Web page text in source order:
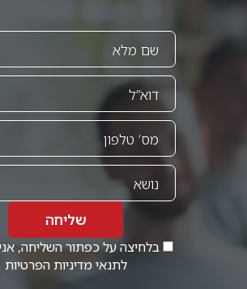
שליחה
בלחיצה על כפתור השליחה,
לתנאימדיניות הפרטיות